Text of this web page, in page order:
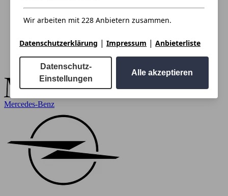
Mercedes-Benz
Wir arbeiten mit 228 Anbietern zusammen.
Datenschutzerklärung | Impressum | Anbieterliste
Datenschutz-
Einstellungen
Alle akzeptieren